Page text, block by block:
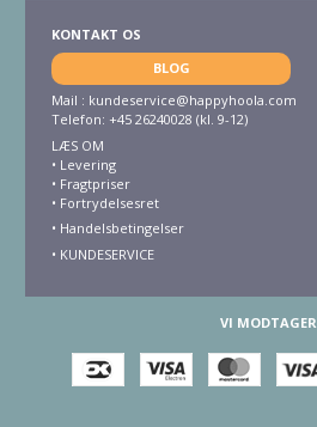
KONTAKT OS
BLOG
Mail : kundeservice@happyhoola.com
Telefon: +45 26240028 (kl. 9-12)
LÆS OM
• Levering
• Fragtpriser
• Fortrydelsesret
• Handelsbetingelser
• KUNDESERVICE
VI MODTAGER